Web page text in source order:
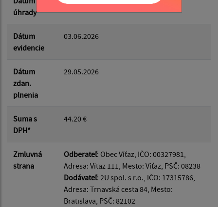
úhrady
Dátum
evidencie
03.06.2026
Dátum
zdan.
plnenia
29.05.2026
Suma s
DPH*
44.20 €
Zmluvná
strana
Odberateľ: Obec Víťaz, IČO: 00327981,
Adresa: Víťaz 111, Mesto: Víťaz, PSČ: 08238
Dodávateľ: 2U spol. s r.o., IČO: 17315786,
Adresa: Trnavská cesta 84, Mesto:
Bratislava, PSČ: 82102